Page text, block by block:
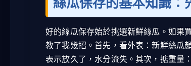
好的絲瓜保存始於挑選新鮮絲瓜。如果
教了我幾招。首先，看外表：新鮮絲瓜
表示放久了，水分流失。其次，掂重量